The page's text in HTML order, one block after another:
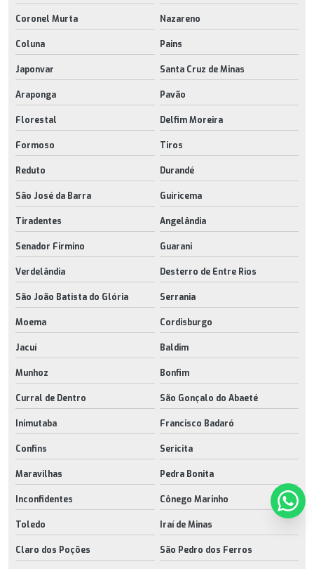
Coronel Murta Nazareno
Coluna Pains
Japonvar Santa Cruz de Minas
Araponga Pavão
Florestal Delfim Moreira
Formoso Tiros
Reduto Durandé
São José da Barra Guiricema
Tiradentes Angelândia
Senador Firmino Guarani
Verdelândia Desterro de Entre Rios
São João Batista do Glória Serrania
Moema Cordisburgo
Jacuí Baldim
Munhoz Bonfim
Curral de Dentro São Gonçalo do Abaeté
Inimutaba Francisco Badaró
Confins Sericita
Maravilhas Pedra Bonita
Inconfidentes Cônego Marinho
Toledo Iraí de Minas
Claro dos Poções São Pedro dos Ferros